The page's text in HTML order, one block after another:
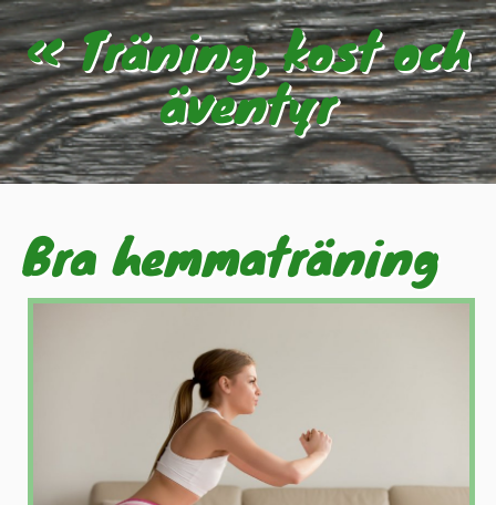
« Träning, kost och
äventyr
Bra hemmaträning